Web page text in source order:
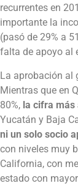
recurrentes en
importante la
(pasó de 29% a
falta de apoyo al
La aprobación al
Mientras que en
80%, la cifra más
Yucatán y Baja
ni un solo socio
con niveles muy
California, con
estado con